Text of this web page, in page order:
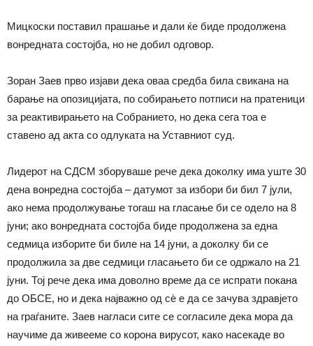
Мицкоски поставил прашање и дали ќе биде продолжена
вонредната состојба, но не добил одговор.
Зоран Заев прво изјави дека оваа средба била свикана на
барање на опозицијата, по собирањето потписи на пратеници
за реактивирањето на Собранието, но дека сега тоа е
ставено ад акта со одлуката на Уставниот суд.
Лидерот на СДСМ зборуваше рече дека доколку има уште 30
дена вонредна состојба – датумот за избори би бил 7 јули,
ако нема продолжување тогаш на гласање би се одело на 8
јуни; ако вонредната состојба биде продолжена за една
седмица изборите би биле на 14 јуни, а доколку би се
продолжила за две седмици гласањето би се одржало на 21
јуни. Тој рече дека има доволно време да се испрати покана
до ОБСЕ, но и дека најважно од сѐ е да се зачува здравјето
на граѓаните. Заев нагласи сите се согласиле дека мора да
научиме да живееме со корона вирусот, како насекаде во